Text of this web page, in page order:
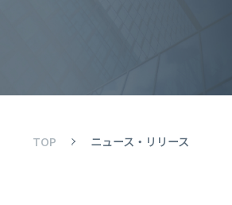
TOP ニュース・リリース